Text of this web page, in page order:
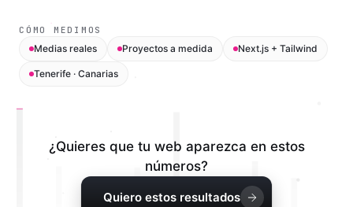
CÓMO MEDIMOS
Medias reales Proyectos a medida Next.js + Tailwind
Tenerife · Canarias
¿Quieres que tu web aparezca en estos
números?
Quiero estos resultados